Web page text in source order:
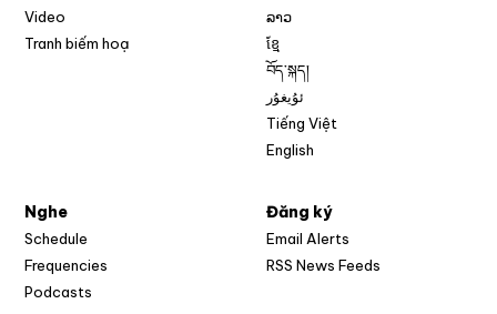
Video
Tranh biếm hoạ
ລາວ
ខ្មែ
བོད་སྐད།
ئۇيغۇر
Tiếng Việt
English
Nghe
Schedule
Frequencies
Podcasts
Đăng ký
Email Alerts
RSS News Feeds